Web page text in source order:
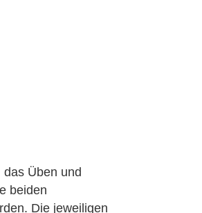
Üben und
beiden
Die jeweiligen